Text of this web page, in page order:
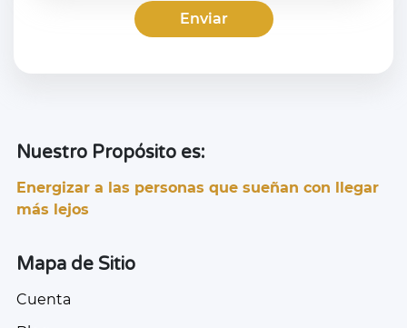
Nuestro Propósito es:
Energizar a las personas que sueñan con llegar
más lejos
Mapa de Sitio
Cuenta